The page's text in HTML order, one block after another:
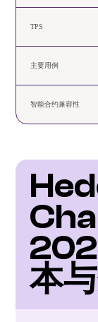
TPS
主要用例
智能合约兼容性
本